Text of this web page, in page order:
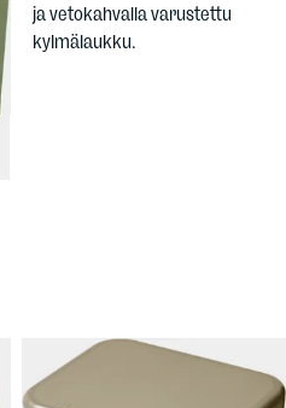
ja vetokahvalla varustettu
kylmälaukku.